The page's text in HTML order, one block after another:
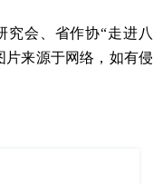
究会、省作协“走进八
片来源于网络，如有侵